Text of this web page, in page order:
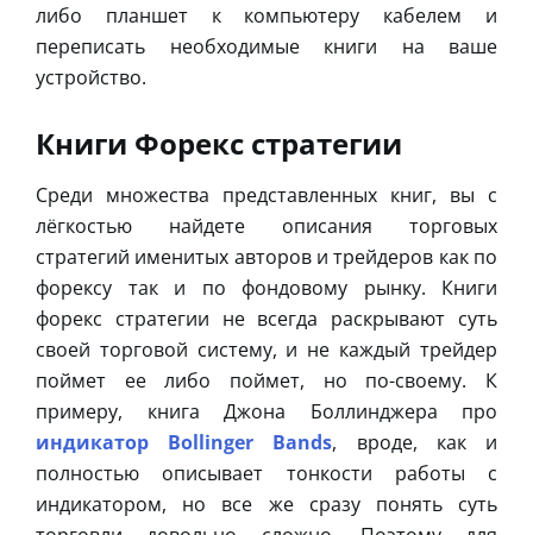
либо планшет к компьютеру кабелем и
переписать необходимые книги на ваше
устройство.
Книги Форекс стратегии
Среди множества представленных книг, вы с
лёгкостью найдете описания торговых
стратегий именитых авторов и трейдеров как по
форексу так и по фондовому рынку. Книги
форекс стратегии не всегда раскрывают суть
своей торговой систему, и не каждый трейдер
поймет ее либо поймет, но по-своему. К
примеру, книга Джона Боллинджера про
индикатор Bollinger Bands, вроде, как и
полностью описывает тонкости работы с
индикатором, но все же сразу понять суть